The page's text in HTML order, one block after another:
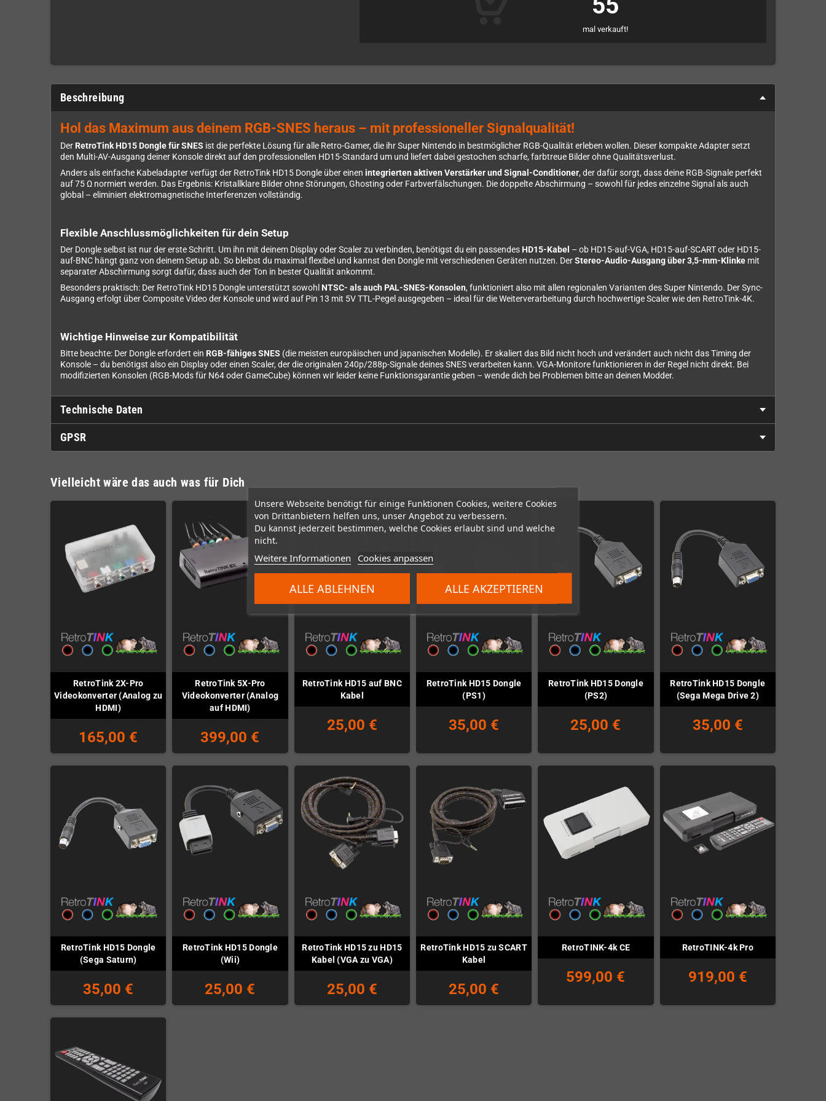
Unsere Webseite benötigt für einige Funktionen Cookies, weitere Cookies
von Drittanbietern helfen uns, unser Angebot zu verbessern.
Du kannst jederzeit bestimmen, welche Cookies erlaubt sind und welche
nicht.
Weitere Informationen Cookies anpassen
ALLE ABLEHNEN ALLE AKZEPTIEREN
55
mal verkauft!
Beschreibung
Hol das Maximum aus deinem RGB-SNES heraus – mit professioneller Signalqualität!
Der RetroTink HD15 Dongle für SNES ist die perfekte Lösung für alle Retro-Gamer, die ihr Super Nintendo in bestmöglicher RGB-Qualität erleben wollen. Dieser kompakte Adapter setzt
den Multi-AV-Ausgang deiner Konsole direkt auf den professionellen HD15-Standard um und liefert dabei gestochen scharfe, farbtreue Bilder ohne Qualitätsverlust.
Anders als einfache Kabeladapter verfügt der RetroTink HD15 Dongle über einen integrierten aktiven Verstärker und Signal-Conditioner, der dafür sorgt, dass deine RGB-Signale perfekt
auf 75 Ω normiert werden. Das Ergebnis: Kristallklare Bilder ohne Störungen, Ghosting oder Farbverfälschungen. Die doppelte Abschirmung – sowohl für jedes einzelne Signal als auch
global – eliminiert elektromagnetische Interferenzen vollständig.
Flexible Anschlussmöglichkeiten für dein Setup
Der Dongle selbst ist nur der erste Schritt. Um ihn mit deinem Display oder Scaler zu verbinden, benötigst du ein passendes HD15-Kabel – ob HD15-auf-VGA, HD15-auf-SCART oder HD15-
auf-BNC hängt ganz von deinem Setup ab. So bleibst du maximal flexibel und kannst den Dongle mit verschiedenen Geräten nutzen. DerStereo-Audio-Ausgang über 3,5-mm-Klinke mit
separater Abschirmung sorgt dafür, dass auch der Ton in bester Qualität ankommt.
Besonders praktisch: Der RetroTink HD15 Dongle unterstützt sowohl NTSC- als auch PAL-SNES-Konsolen, funktioniert also mit allen regionalen Varianten des Super Nintendo. Der Sync-
Ausgang erfolgt über Composite Video der Konsole und wird auf Pin 13 mit 5V TTL-Pegel ausgegeben – ideal für die Weiterverarbeitung durch hochwertige Scaler wie den RetroTink-4K.
Wichtige Hinweise zur Kompatibilität
Bitte beachte: Der Dongle erfordert ein RGB-fähiges SNES (die meisten europäischen und japanischen Modelle). Er skaliert das Bild nicht hoch und verändert auch nicht das Timing der
Konsole – du benötigst also ein Display oder einen Scaler, der die originalen 240p/288p-Signale deines SNES verarbeiten kann. VGA-Monitore funktionieren in der Regel nicht direkt. Bei
modifizierten Konsolen (RGB-Mods für N64 oder GameCube) können wir leider keine Funktionsgarantie geben – wende dich bei Problemen bitte an deinen Modder.
Technische Daten
GPSR
Vielleicht wäre das auch was für Dich
RetroTink 2X-Pro
Videokonverter (Analog zu
HDMI)
165,00 €
RetroTink 5X-Pro
Videokonverter (Analog
auf HDMI)
399,00 €
RetroTink HD15 auf BNC
Kabel
25,00 €
RetroTink HD15 Dongle
(PS1)
35,00 €
RetroTink HD15 Dongle
(PS2)
25,00 €
RetroTink HD15 Dongle
(Sega Mega Drive 2)
35,00 €
RetroTink HD15 Dongle
(Sega Saturn)
35,00 €
RetroTink HD15 Dongle
(Wii)
25,00 €
RetroTink HD15 zu HD15
Kabel (VGA zu VGA)
25,00 €
RetroTink HD15 zu SCART
Kabel
25,00 €
RetroTINK-4k CE
599,00 €
RetroTINK-4k Pro
919,00 €